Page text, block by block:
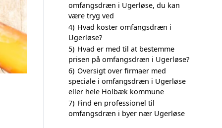
omfangsdræn i Ugerløse, du kan
være tryg ved
4) Hvad koster omfangsdræn i
Ugerløse?
5) Hvad er med til at bestemme
prisen på omfangsdræn i Ugerløse?
6) Oversigt over firmaer med
speciale i omfangsdræn i Ugerløse
eller hele Holbæk kommune
7) Find en professionel til
omfangsdræn i byer nær Ugerløse